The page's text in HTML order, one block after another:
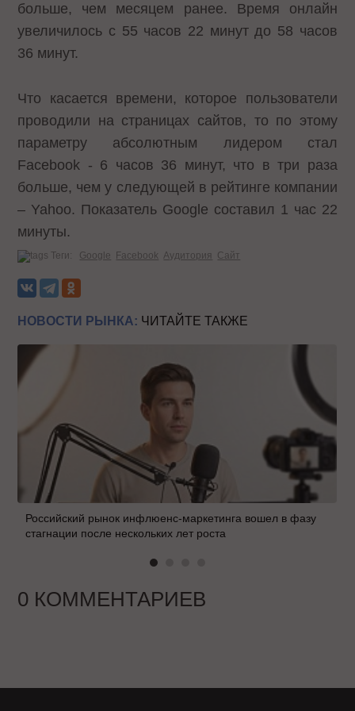
больше, чем месяцем ранее. Время онлайн
увеличилось с 55 часов 22 минут до 58 часов
36 минут.
Что касается времени, которое пользователи
проводили на страницах сайтов, то по этому
параметру абсолютным лидером стал
Facebook - 6 часов 36 минут, что в три раза
больше, чем у следующей в рейтинге компании
– Yahoo. Показатель Google составил 1 час 22
минуты.
Теги: Google Facebook Аудитория Сайт
НОВОСТИ РЫНКА: ЧИТАЙТЕ ТАКЖЕ
Российский рынок инфлюенс-маркетинга вошел в фазу
стагнации после нескольких лет роста
0 КОММЕНТАРИЕВ